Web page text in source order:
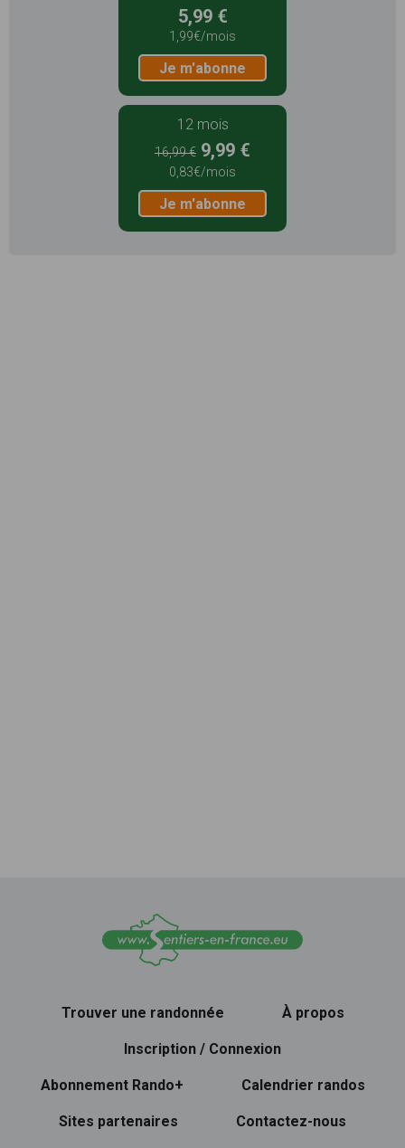
5,99 €
1,99€/mois
Je m'abonne
12 mois
16,99 € 9,99 €
0,83€/mois
Je m'abonne
Trouver une randonnée À propos
Inscription / Connexion
Abonnement Rando+ Calendrier randos
Sites partenaires Contactez-nous